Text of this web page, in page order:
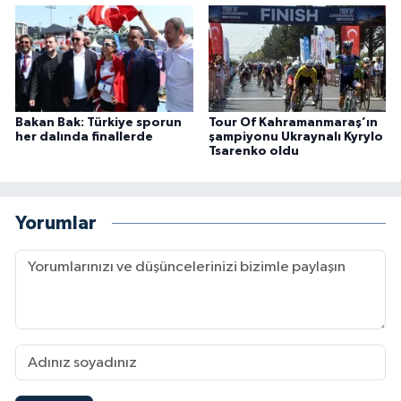
Bakan Bak: Türkiye sporun
her dalında finallerde
Tour Of Kahramanmaraş’ın
şampiyonu Ukraynalı Kyrylo
Tsarenko oldu
Yorumlar